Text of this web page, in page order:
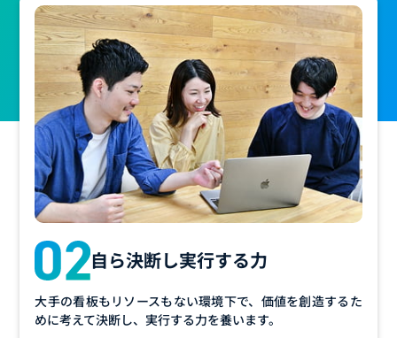
自ら決断し実行する力
大手の看板もリソースもない環境下で、価値を創造するた
めに考えて決断し、実行する力を養います。